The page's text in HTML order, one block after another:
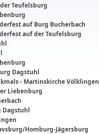
Teufelsburg
auf Burg Bucherbach
auf der Teufelsburg
Dagstuhl
- Martinskirche Völklingen
Liebenburg
Dagstuhl
Homburg-Jägersburg